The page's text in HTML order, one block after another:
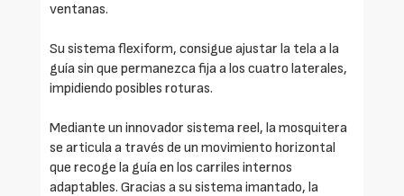
ventanas.
Su sistema flexiform, consigue ajustar la tela a la
guía sin que permanezca fija a los cuatro laterales,
impidiendo posibles roturas.
Mediante un innovador sistema reel, la mosquitera
se articula a través de un movimiento horizontal
que recoge la guía en los carriles internos
adaptables. Gracias a su sistema imantado, la